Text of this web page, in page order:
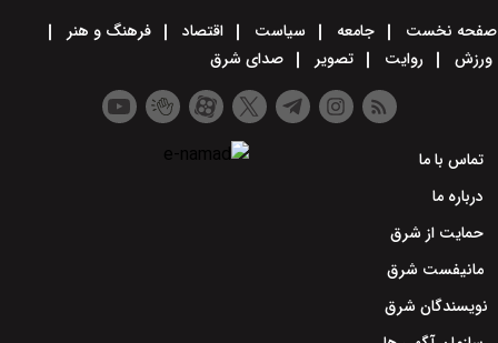
صفحه نخست جامعه سیاست اقتصاد
فرهنگ و هنر
ورزش
روایت تصویر صدای شرق
تماس با ما
درباره ما
حمایت از شرق
مانیفست شرق
نویسندگان شرق